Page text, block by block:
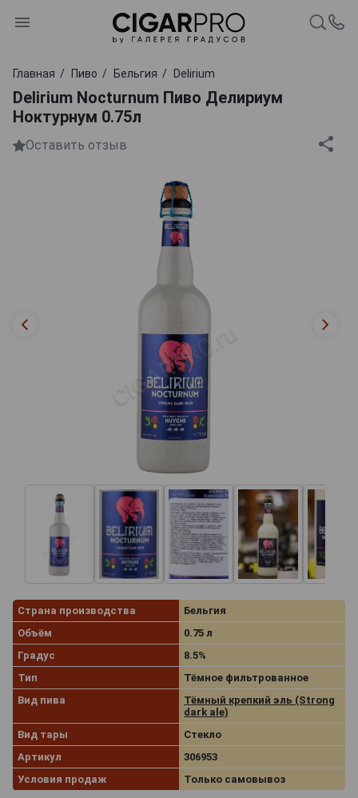
Главная Пиво Бельгия Delirium
Delirium Nocturnum Пиво Делириум
Ноктурнум 0.75л
Оставить отзыв
Страна производства
Бельгия
Объём
0.75 л
Градус
8.5%
Тип
Тёмное фильтрованное
Вид пива
Тёмный крепкий эль (Strong
dark ale)
Вид тары
Стекло
Артикул
306953
Условия продаж
Только самовывоз